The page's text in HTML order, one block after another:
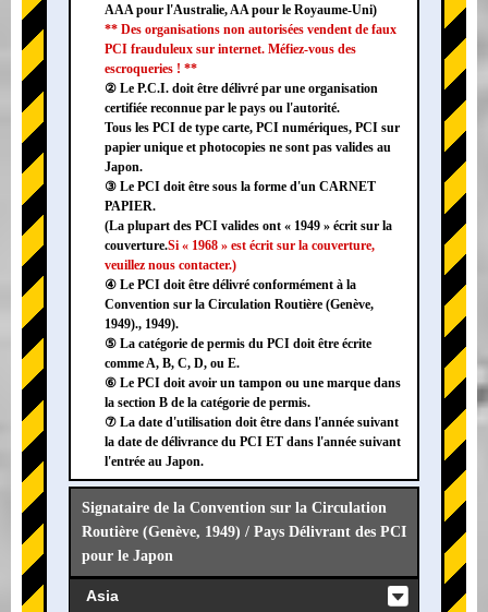
AAA pour l'Australie, AA pour le Royaume-Uni)
** Des organisations non autorisées vendent de faux
PCI frauduleux sur internet. Méfiez-vous des
escroqueries ! **
② Le P.C.I. doit être délivré par une organisation
certifiée reconnue par le pays ou l'autorité.
Tous les PCI de type carte, PCI numériques, PCI sur
papier unique et photocopies ne sont pas valides au
Japon.
③ Le PCI doit être sous la forme d'un CARNET
PAPIER.
(La plupart des PCI valides ont « 1949 » écrit sur la
couverture.Si « 1968 » est écrit sur la couverture,
veuillez nous contacter.)
④ Le PCI doit être délivré conformément à la
Convention sur la Circulation Routière (Genève,
1949)., 1949).
⑤ La catégorie de permis du PCI doit être écrite
comme A, B, C, D, ou E.
⑥ Le PCI doit avoir un tampon ou une marque dans
la section B de la catégorie de permis.
⑦ La date d'utilisation doit être dans l'année suivant
la date de délivrance du PCI ET dans l'année suivant
l'entrée au Japon.
Signataire de la Convention sur la Circulation
Routière (Genève, 1949) / Pays Délivrant des PCI
pour le Japon
Asia